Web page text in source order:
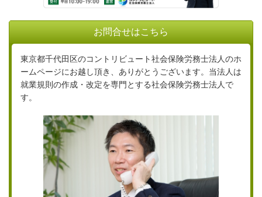
お問合せはこちら
東京都千代田区のコントリビュート社会保険労務士法人のホ
ームページにお越し頂き、ありがとうございます。当法人は
就業規則の作成・改定を専門とする社会保険労務士法人で
す。